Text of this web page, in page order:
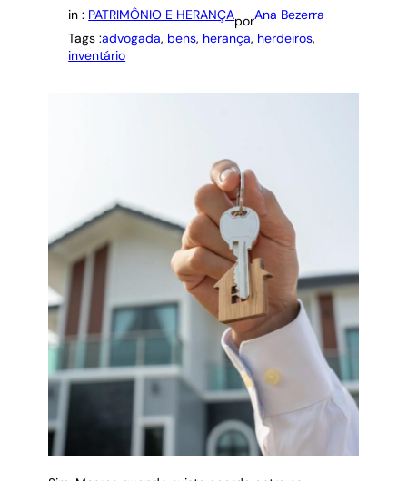
in : PATRIMÔNIO E HERANÇAporAna Bezerra
Tags :advogada, bens, herança, herdeiros
inventário